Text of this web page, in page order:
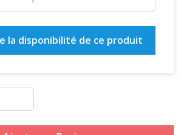
la disponibilité de ce produit